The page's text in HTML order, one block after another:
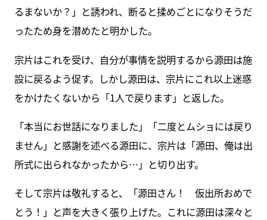
るまないか？」と誘われ、断ると揉めごとになりそうだ
ったため身を潜めたと明かした。
宗片はこれを受け、自分が事情を説明するから源田は施
設に戻るよう促す。しかし源田は、宗片にこれ以上迷惑
をかけたくないから「1人で戻ります」と返した。
「本当にお世話になりました」「二度とムショには戻り
ません」と感謝を述べる源田に、宗片は「源田、俺は出
所式に出られなかったから…」と切り出す。
そして宗片は敬礼すると、「源田さん！ 仮出所おめで
とう！」と声を大きく張り上げた。これに源田は深々と